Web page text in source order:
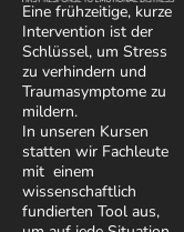
Eine frühzeitige, kurze
Intervention ist der
Schlüssel, um Stress
zu verhindern und
Traumasymptome zu
mildern.
In unseren Kursen
statten wir Fachleute
mit einem
wissenschaftlich
fundierten Tool aus,